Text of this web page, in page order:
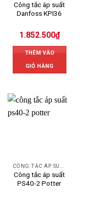
Công tắc áp suất
Danfoss KPI36
1.852.500₫
THÊM VÀO
GIỎ HÀNG
Công tắc áp suất
PS40-2 Potter